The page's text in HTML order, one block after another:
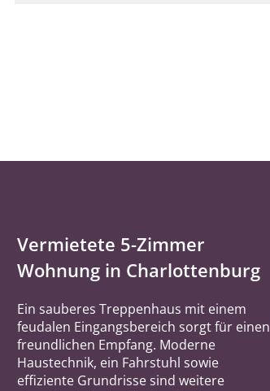
Vermietete 5-Zimmer
Wohnung in Charlottenburg
Ein sauberes Treppenhaus mit einem
feudalen Eingangsbereich sorgt für einen
freundlichen Empfang. Moderne
Haustechnik, ein Fahrstuhl sowie
effiziente Grundrisse sind weitere